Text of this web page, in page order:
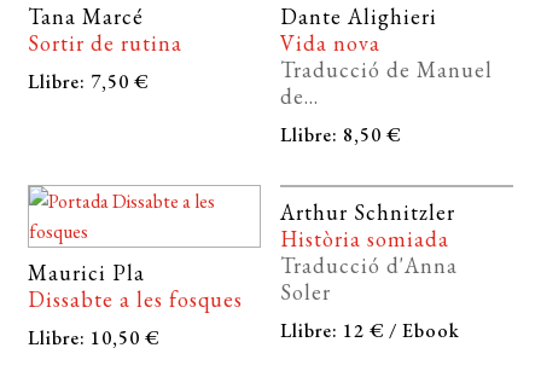
Tana Marcé
Sortir de rutina
Llibre: 7,50 €
Dante Alighieri
Vida nova
Traducció de Manuel
de...
Llibre: 8,50 €
Maurici Pla
Dissabte a les fosques
Llibre: 10,50 €
Arthur Schnitzler
Història somiada
Traducció d'Anna
Soler
Llibre: 12 € / Ebook